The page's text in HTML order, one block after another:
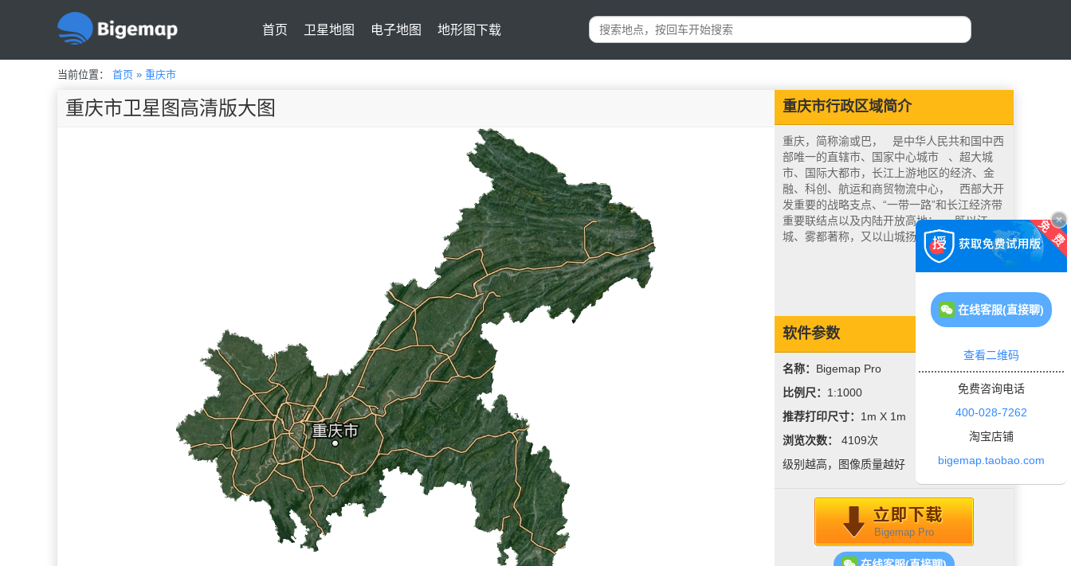
首页 卫星地图 电子地图 地形图下载
当前位置： 首页 » 重庆市
重庆市行政区域简介
重庆，简称渝或巴， 是中华人民共和国中西
部唯一的直辖市、国家中心城市 、超大城
市、国际大都市，长江上游地区的经济、金
融、科创、航运和商贸物流中心， 西部大开
发重要的战略支点、“一带一路”和长江经济带
重要联结点以及内陆开放高地； 既以江
城、雾都著称，又以山城扬名。
软件参数
名称： Bigemap Pro
比例尺： 1:1000
推荐打印尺寸： 1m X 1m
浏览次数： 4109次
级别越高，图像质量越好
Bigemap Pro
重庆市卫星图高清版大图
在线客服(直接聊)
查看二维码
免费咨询电话
400-028-7262
淘宝店铺
bigemap.taobao.com